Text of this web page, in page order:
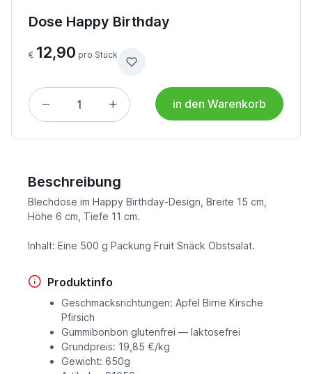
Dose Happy Birthday
€ 12,90 pro Stück
in den Warenkorb
Beschreibung
Blechdose im Happy Birthday-Design, Breite 15 cm,
Höhe 6 cm, Tiefe 11 cm.
Inhalt: Eine 500 g Packung Fruit Snäck Obstsalat.
Produktinfo
Geschmacksrichtungen: Apfel Birne Kirsche
Pfirsich
Gummibonbon glutenfrei — laktosefrei
Grundpreis: 19,85 €/kg
Gewicht: 650g